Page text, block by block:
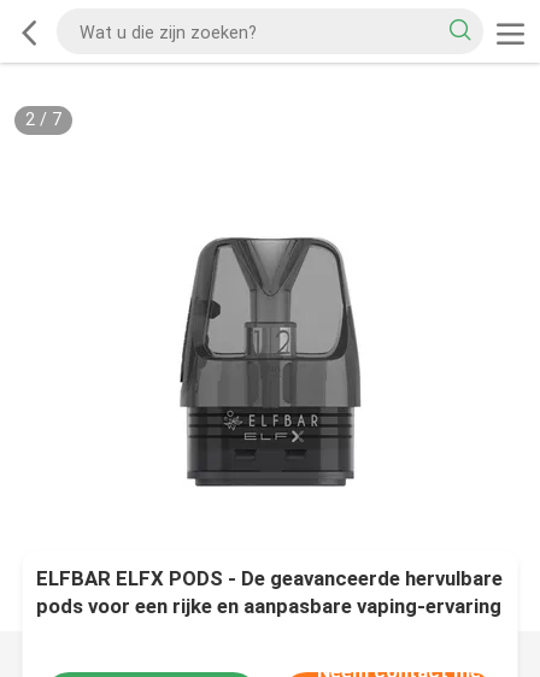
2/ 7
ELFBAR ELFX PODS - De geavanceerde hervulbare
pods voor een rijke en aanpasbare vaping-ervaring
Neem contact met